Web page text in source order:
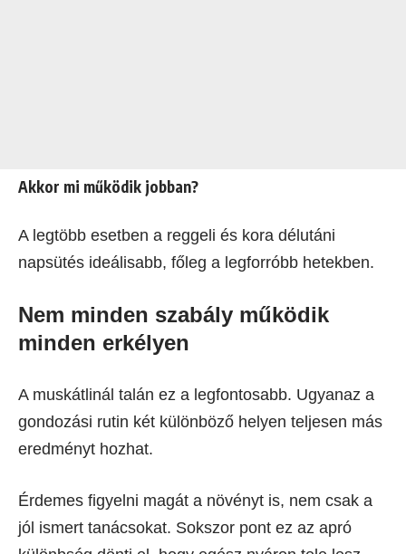
Akkor mi működik jobban?
A legtöbb esetben a reggeli és kora délutáni
napsütés ideálisabb, főleg a legforróbb hetekben.
Nem minden szabály működik
minden erkélyen
A muskátlinál talán ez a legfontosabb. Ugyanaz a
gondozási rutin két különböző helyen teljesen más
eredményt hozhat.
Érdemes figyelni magát a növényt is, nem csak a
jól ismert tanácsokat. Sokszor pont ez az apró